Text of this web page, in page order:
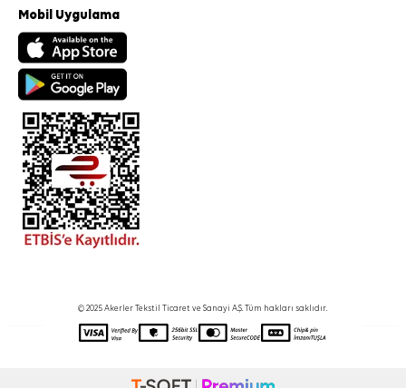
Mobil Uygulama
© 2025 Akerler Tekstil Ticaret ve Sanayi A.Ş. Tüm hakları saklıdır.